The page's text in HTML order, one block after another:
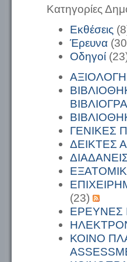
Κατηγορίες
Εκθέσεις
Έρευνα
Οδηγοί
ΓΕΝΙΚΕΣ
ΔΕΙΚΤΕΣ
(23)
ΕΡΕΥΝΕΣ
ΚΟΙΝΟ